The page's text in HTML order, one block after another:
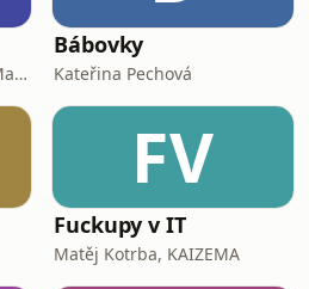
Michaela Pavlík a Dušan Majer
Bábovky
Kateřina Pechová
FV
Fuckupy v IT
Matěj Kotrba, KAIZEMA